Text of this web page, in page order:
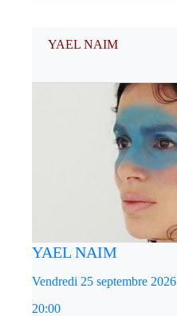
YAEL NAIM
YAEL NAIM
Vendredi 25 septembre 2026
20:00